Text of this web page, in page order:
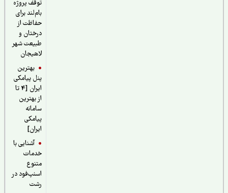
توقف پروژه
بام‌لند برای
حفاظت از
درختان و
طبیعت شهر
لاهیجان
بهترین
پنل پیامکی
ایران [4 تا
از بهترین
سامانه
پیامکی
آشنایی با
خدمات
اسنپ‌فود در